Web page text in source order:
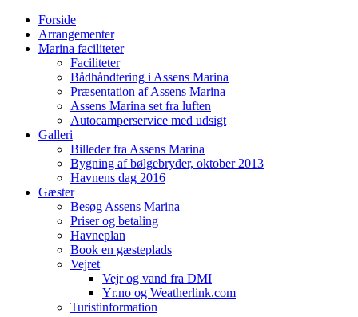
Forside
Arrangementer
Marina faciliteter
Faciliteter
Bådhåndtering i Assens Marina
Præsentation af Assens Marina
Assens Marina set fra luften
Autocamperservice med udsigt
Galleri
Billeder fra Assens Marina
Bygning af bølgebryder, oktober 2013
Havnens dag 2016
Gæster
Besøg Assens Marina
Priser og betaling
Havneplan
Book en gæsteplads
Vejret
Vejr og vand fra DMI
Yr.no og Weatherlink.com
Turistinformation